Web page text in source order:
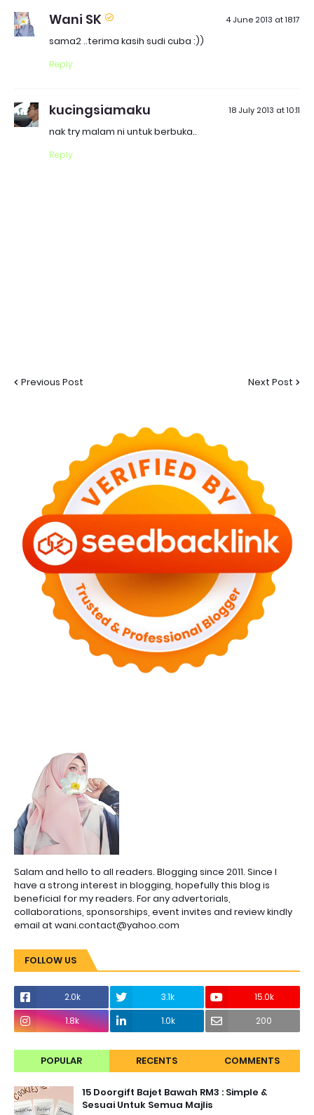
Wani SK 4 June 2013 at 18:17
sama2 ..terima kasih sudi cuba :))
Reply
kucingsiamaku 18 July 2013 at 10:11
nak try malam ni untuk berbuka..
Reply
Previous Post Next Post
Salam and hello to all readers. Blogging since 2011. Since I
have a strong interest in blogging, hopefully this blog is
beneficial for my readers. For any advertorials,
collaborations, sponsorships, event invites and review kindly
email at wani.contact@yahoo.com
FOLLOW US
2.0k 3.1k
15.0k
1.8k
1.0k 200
POPULAR RECENTS COMMENTS
15 Doorgift Bajet Bawah RM3 : Simple &
Sesuai Untuk Semua Majlis